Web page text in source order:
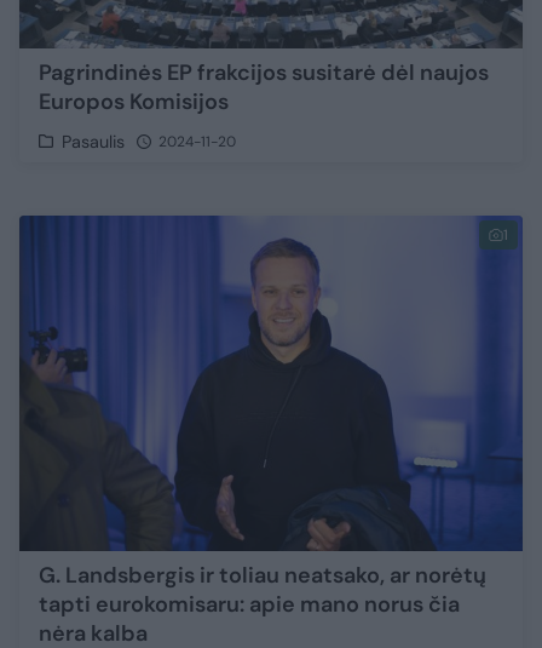
Pagrindinės EP frakcijos susitarė dėl naujos
Europos Komisijos
Pasaulis 2024-11-20
1
G. Landsbergis ir toliau neatsako, ar norėtų
tapti eurokomisaru: apie mano norus čia
nėra kalba